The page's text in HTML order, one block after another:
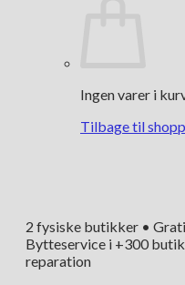
Ingen varer i
Tilbage til
2 fysiske butikker •
Bytteservice i +300
reparation